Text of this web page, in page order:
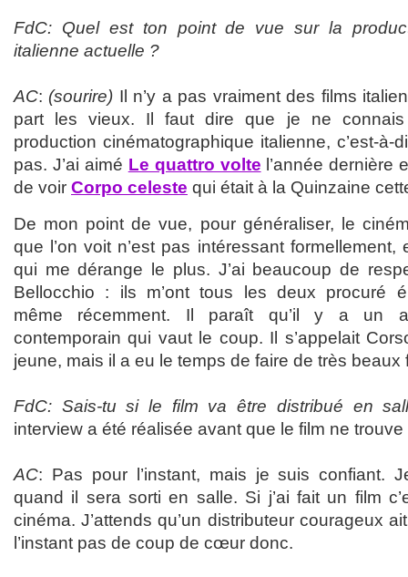
FdC: Quel est ton point de vue sur la
italienne actuelle ?
AC: (sourire) Il n’y a pas vraiment des films
part les vieux. Il faut dire que je ne
production cinématographique italienne, c’est-à-
pas. J’ai aimé Le quattro volte l’année dernière
de voir Corpo celeste qui était à la Quinzaine
De mon point de vue, pour généraliser, le
que l’on voit n’est pas intéressant formellement,
qui me dérange le plus. J’ai beaucoup de
Bellocchio : ils m’ont tous les deux procuré
même récemment. Il paraît qu’il y a un
contemporain qui vaut le coup. Il s’appelait
jeune, mais il a eu le temps de faire de très beaux
FdC: Sais-tu si le film va être distribué en
interview a été réalisée avant que le film ne
AC: Pas pour l’instant, mais je suis confiant.
quand il sera sorti en salle. Si j’ai fait un film
cinéma. J’attends qu’un distributeur courageux
l’instant pas de coup de cœur donc.